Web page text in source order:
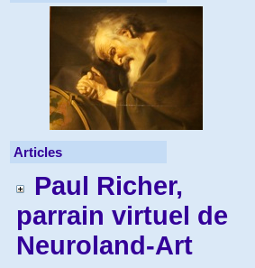
Articles
Paul Richer,
parrain virtuel de
Neuroland-Art